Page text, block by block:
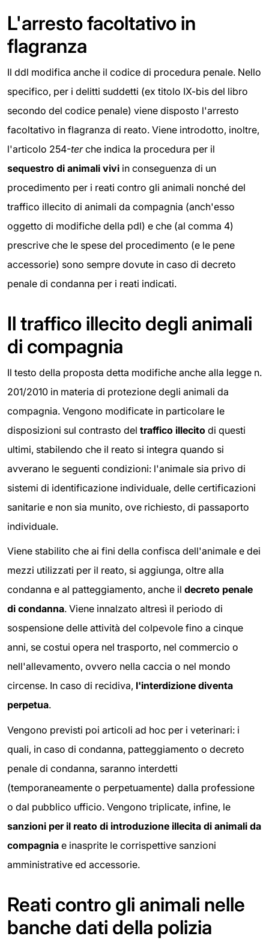
L'arresto facoltativo in
flagranza
Il ddl modifica anche il codice di procedura penale. Nello
specifico, per i delitti suddetti (ex titolo IX-bis del libro
secondo del codice penale) viene disposto l'arresto
facoltativo in flagranza di reato. Viene introdotto, inoltre,
l'articolo 254-terche indica la procedura per il
sequestro di animali vivi in conseguenza di un
procedimento per i reati contro gli animali nonché del
traffico illecito di animali da compagnia (anch'esso
oggetto di modifiche della pdl) e che (al comma 4)
prescrive che le spese del procedimento (e le pene
accessorie) sono sempre dovute in caso di decreto
penale di condanna per i reati indicati.
Il traffico illecito degli animali
di compagnia
Il testo della proposta detta modifiche anche alla legge n.
201/2010 in materia di protezione degli animali da
compagnia. Vengono modificate in particolare le
disposizioni sul contrasto del traffico illecito di questi
ultimi, stabilendo che il reato si integra quando si
avverano le seguenti condizioni: l'animale sia privo di
sistemi di identificazione individuale, delle certificazioni
sanitarie e non sia munito, ove richiesto, di passaporto
individuale.
Viene stabilito che ai fini della confisca dell'animale e dei
mezzi utilizzati per il reato, si aggiunga, oltre alla
condanna e al patteggiamento, anche il decreto penale
di condanna. Viene innalzato altresì il periodo di
sospensione delle attività del colpevole fino a cinque
anni, se costui opera nel trasporto, nel commercio o
nell'allevamento, ovvero nella caccia o nel mondo
circense. In caso di recidiva, l'interdizione diventa
perpetua.
Vengono previsti poi articoli ad hoc per i veterinari: i
quali, in caso di condanna, patteggiamento o decreto
penale di condanna, saranno interdetti
(temporaneamente o perpetuamente) dalla professione
o dal pubblico ufficio. Vengono triplicate, infine, le
sanzioni per il reato di introduzione illecita di animali da
compagnia e inasprite le corrispettive sanzioni
amministrative ed accessorie.
Reati contro gli animali nelle
banche dati della polizia